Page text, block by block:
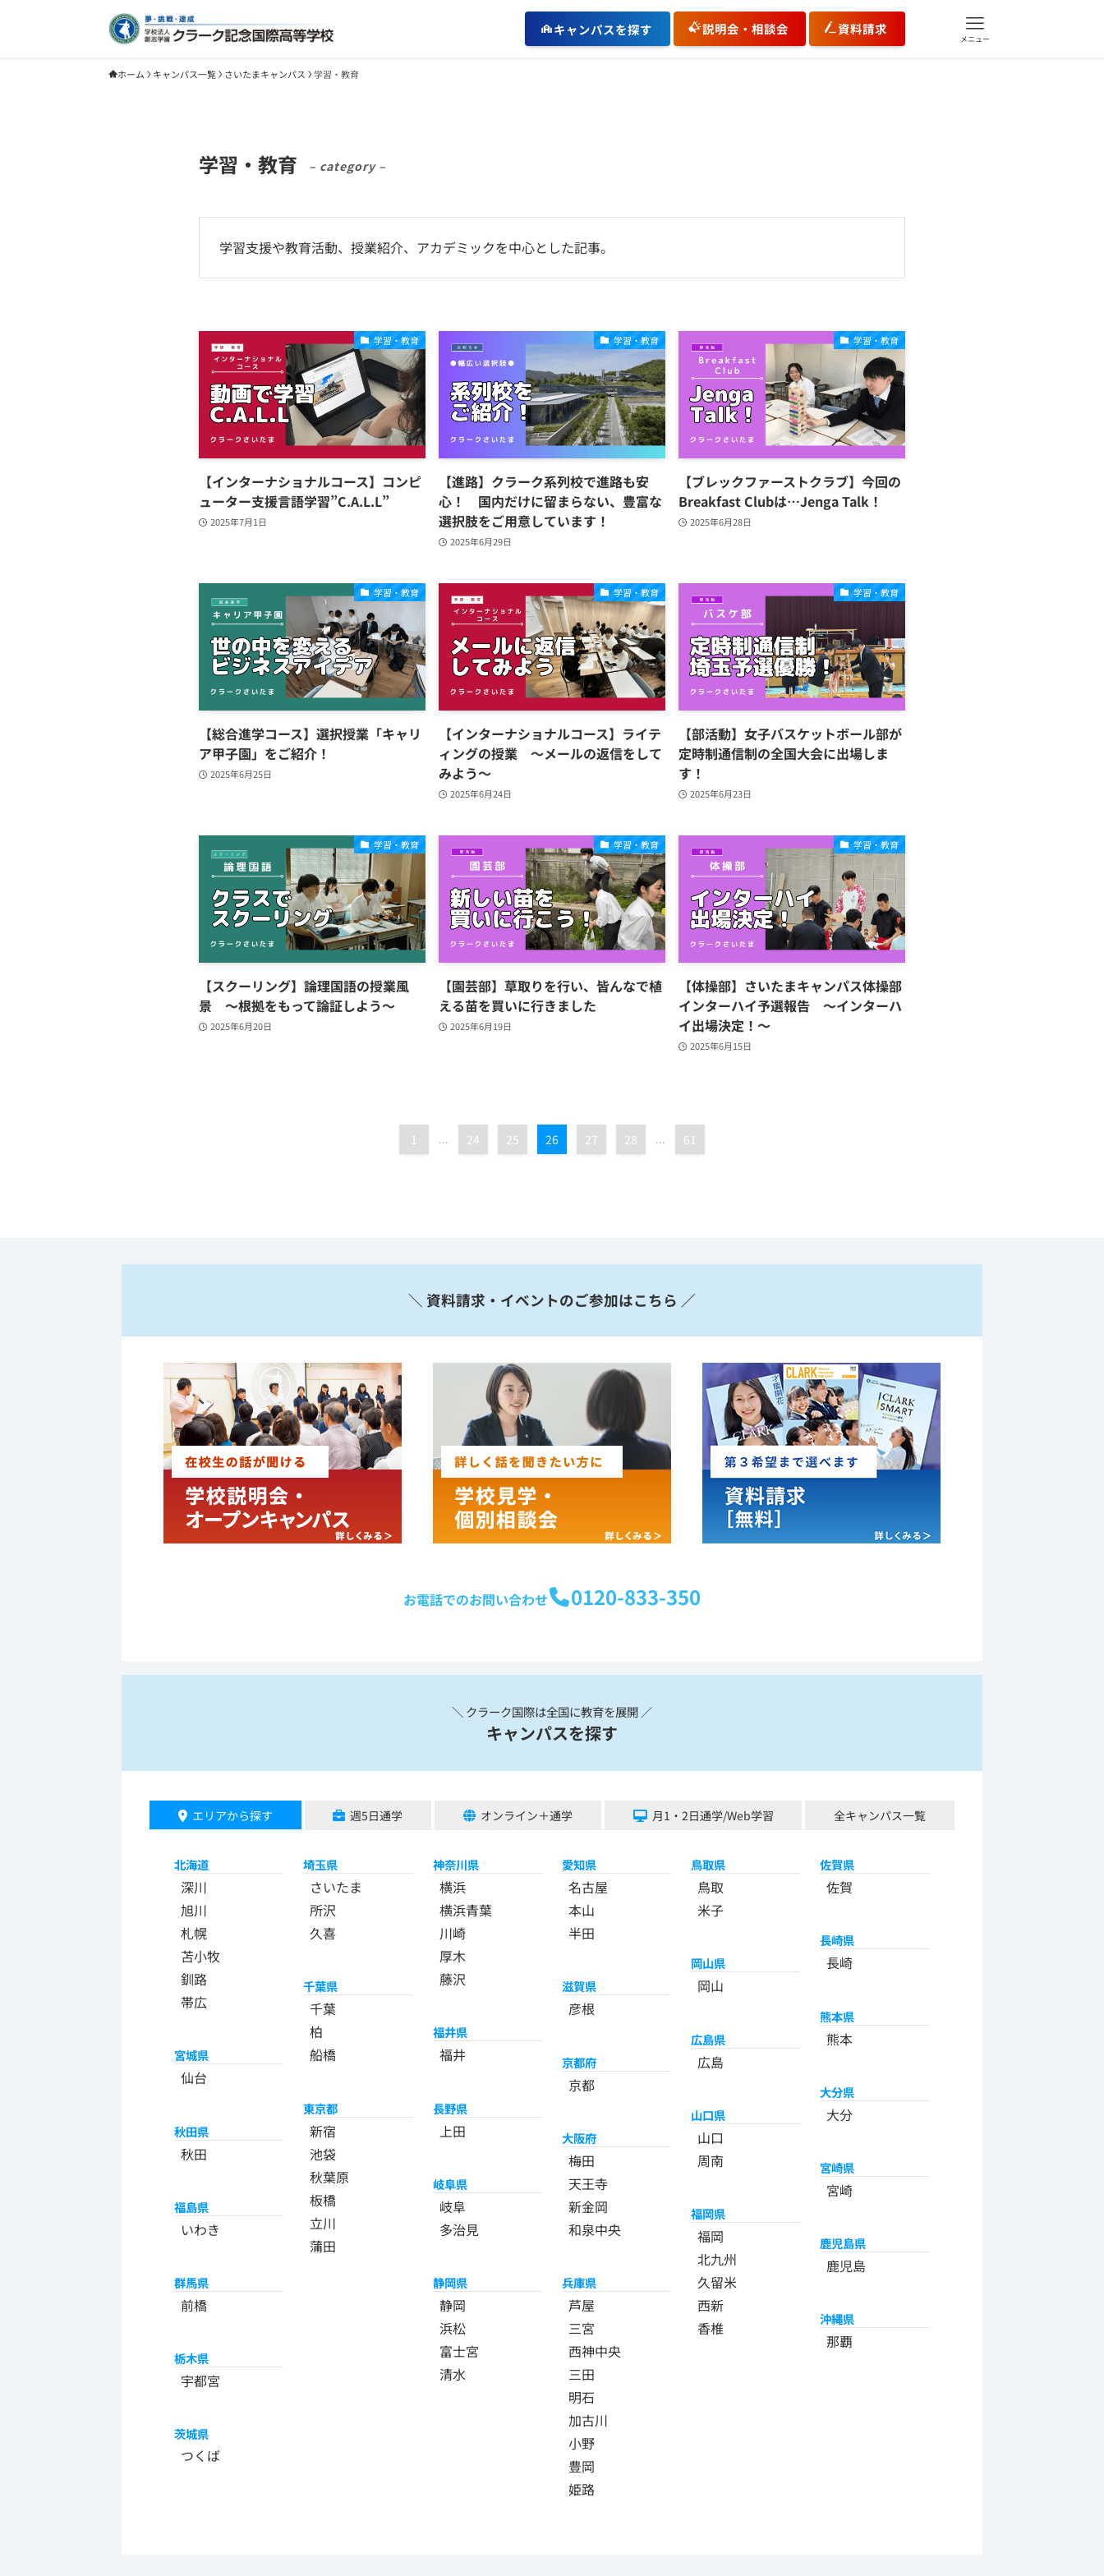
キャンパスを探す 説明会・相談会 資料請求
メニュー
ホーム キャンパス一覧 さいたまキャンパス 学習・教育
学習・教育 – category –
学習支援や教育活動、授業紹介、アカデミックを中心とした記事。
学習・教育
【インターナショナルコース】コンピ
ューター支援言語学習”C.A.L.L”
2025年7月1日
学習・教育
【進路】クラーク系列校で進路も安
心！ 国内だけに留まらない、豊富な
選択肢をご用意しています！
2025年6月29日
学習・教育
【ブレックファーストクラブ】今回の
Breakfast Clubは…Jenga Talk！
2025年6月28日
学習・教育
【総合進学コース】選択授業「キャリ
ア甲子園」をご紹介！
2025年6月25日
学習・教育
【インターナショナルコース】ライテ
ィングの授業 ～メールの返信をして
みよう～
2025年6月24日
学習・教育
【部活動】女子バスケットボール部が
定時制通信制の全国大会に出場しま
す！
2025年6月23日
学習・教育
【スクーリング】論理国語の授業風
景 〜根拠をもって論証しよう〜
2025年6月20日
学習・教育
【園芸部】草取りを行い、皆んなで植
える苗を買いに行きました
2025年6月19日
学習・教育
【体操部】さいたまキャンパス体操部
インターハイ予選報告 〜インターハ
イ出場決定！〜
2025年6月15日
1 ... 24 25 26 27 28 ... 61
＼ 資料請求・イベントのご参加はこちら ／
お電話でのお問い合わせ 0120-833-350
＼ クラーク国際は全国に教育を展開 ／
キャンパスを探す
エリアから探す 週5日通学 オンライン＋通学 月1・2日通学/Web学習 全キャンパス一覧
北海道
深川
旭川
札幌
苫小牧
釧路
帯広
宮城県
仙台
秋田県
秋田
福島県
いわき
群馬県
前橋
栃木県
宇都宮
茨城県
つくば
埼玉県
さいたま
所沢
久喜
千葉県
千葉
柏
船橋
東京都
新宿
池袋
秋葉原
板橋
立川
蒲田
神奈川県
横浜
横浜青葉
川崎
厚木
藤沢
福井県
福井
長野県
上田
岐阜県
岐阜
多治見
静岡県
静岡
浜松
富士宮
清水
愛知県
名古屋
本山
半田
滋賀県
彦根
京都府
京都
大阪府
梅田
天王寺
新金岡
和泉中央
兵庫県
芦屋
三宮
西神中央
三田
明石
加古川
小野
豊岡
姫路
鳥取県
鳥取
米子
岡山県
岡山
広島県
広島
山口県
山口
周南
福岡県
福岡
北九州
久留米
西新
香椎
佐賀県
佐賀
長崎県
長崎
熊本県
熊本
大分県
大分
宮崎県
宮崎
鹿児島県
鹿児島
沖縄県
那覇